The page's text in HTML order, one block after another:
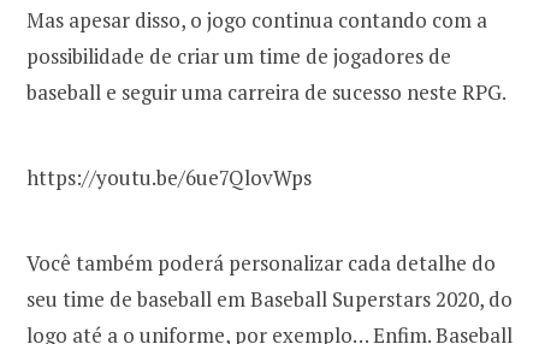
Mas apesar disso, o jogo continua contando com a
possibilidade de criar um time de jogadores de
baseball e seguir uma carreira de sucesso neste RPG.
https://youtu.be/6ue7QlovWps
Você também poderá personalizar cada detalhe do
seu time de baseball em Baseball Superstars 2020, do
logo até a o uniforme, por exemplo… Enfim. Baseball